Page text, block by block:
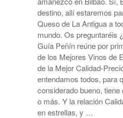
destino, allí estaremos
Queso de La Antigua a
mundo. Os preguntaréis
Guía Peñín reúne por
de los Mejores Vinos de
de la Mejor Calidad-
entendamos todos, para
considerado bueno, tiene
o más. Y la relación
en estrellas, y …